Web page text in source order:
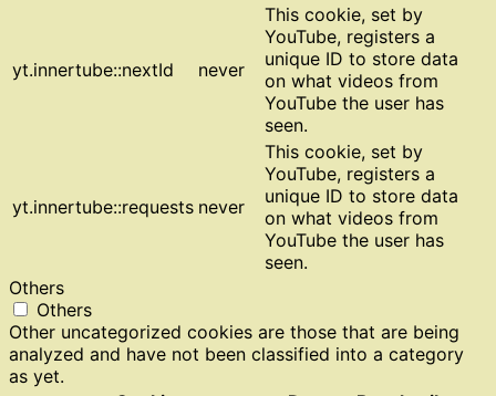
yt.innertube::nextId never
This cookie, set by
YouTube, registers a
unique ID to store data
on what videos from
YouTube the user has
seen.
yt.innertube::requests never
This cookie, set by
YouTube, registers a
unique ID to store data
on what videos from
YouTube the user has
seen.
Others
Others
Other uncategorized cookies are those that are being
analyzed and have not been classified into a category
as yet.